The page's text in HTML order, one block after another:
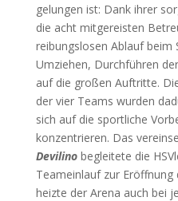
gelungen ist: Dank ihrer
die acht mitgereisten
reibungslosen Ablauf beim
Umziehen, Durchführen
auf die großen Auftritte.
der vier Teams wurden
sich auf die sportliche
konzentrieren. Das
Devilinobegleitete die
Teameinlauf zur
heizte der Arena auch bei